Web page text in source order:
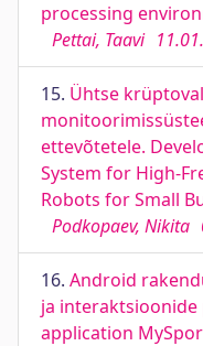
processing
Pettai, Taavi
15. Ühtse
ettevõtetele.
System for High-
Robots for Small
Podkopaev, Nikita
16. Android
ja
application